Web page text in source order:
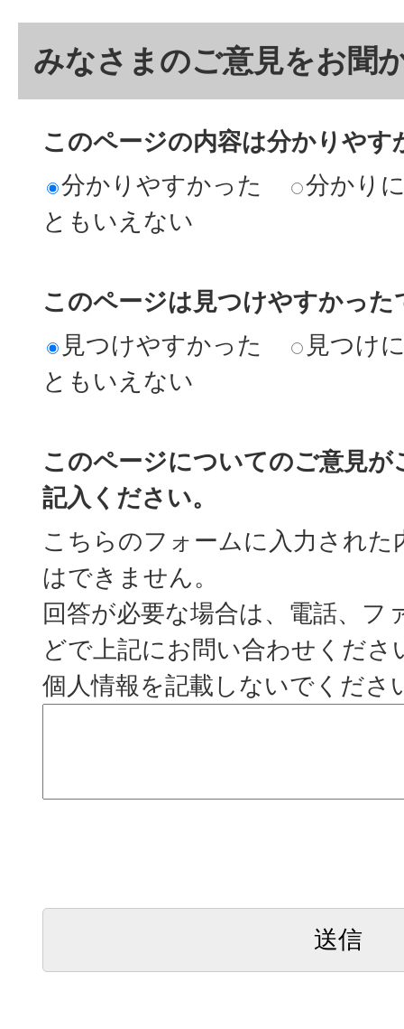
みなさまのご意見をお聞
このページの内容は分かりやす
分かりやすかった
分かり
ともいえない
このページは見つけやすかった
見つけやすかった
見つけ
ともいえない
このページについてのご意見
記入ください。
こちらのフォームに入力された
はできません。
回答が必要な場合は、電話、フ
どで上記にお問い合わせくださ
個人情報を記載しないでくださ